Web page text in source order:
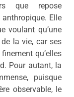
que repose
Elle
voulant qu’une
la vie, car ses
qu’elles
Pour autant, la
puisque
observable, le